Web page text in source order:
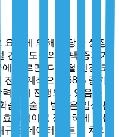
요인에 의해 상당한 성장
건강 도구의 채택 증가가
따르면, 디지털 건강 도
전 세계적으로 68% 증가
하게 진행되고 있음을 보
습 기술의 발전은 임상 분
율적이고 정확하게 만들
규모 데이터 세트를 처리